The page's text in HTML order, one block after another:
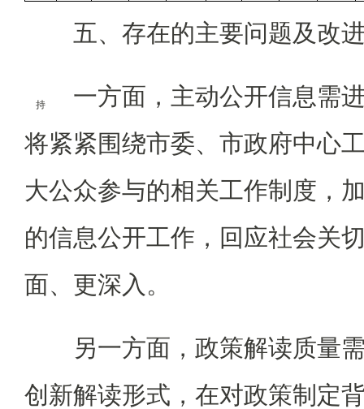
持
五、存在的主要问题及改
一方面，主动公开信息需进
将紧紧围绕市委、市政府中心
大公众参与的相关工作制度，
的信息公开工作，回应社会关
面、更深入。
另一方面，政策解读质量需
创新解读形式，在对政策制定